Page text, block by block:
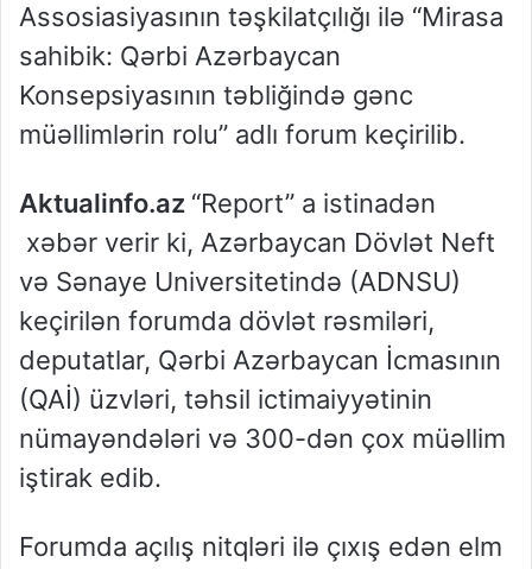
Assosiasiyasının təşkilatçılığı ilə “Mirasa
sahibik: Qərbi Azərbaycan
Konsepsiyasının təbliğində gənc
müəllimlərin rolu” adlı forum keçirilib.
Aktualinfo.az “Report” a istinadən
xəbər verir ki, Azərbaycan Dövlət Neft
və Sənaye Universitetində (ADNSU)
keçirilən forumda dövlət rəsmiləri,
deputatlar, Qərbi Azərbaycan İcmasının
(QAİ) üzvləri, təhsil ictimaiyyətinin
nümayəndələri və 300-dən çox müəllim
iştirak edib.
Forumda açılış nitqləri ilə çıxış edən elm